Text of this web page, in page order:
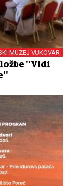
MUZEJ VUKOVAR
''Vidi